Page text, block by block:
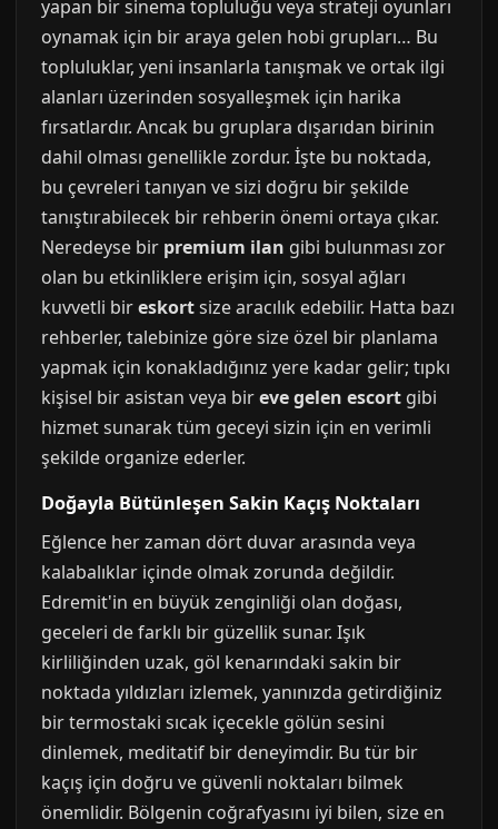
yapan bir sinema topluluğu veya strateji oyunları
oynamak için bir araya gelen hobi grupları… Bu
topluluklar, yeni insanlarla tanışmak ve ortak ilgi
alanları üzerinden sosyalleşmek için harika
fırsatlardır. Ancak bu gruplara dışarıdan birinin
dahil olması genellikle zordur. İşte bu noktada,
bu çevreleri tanıyan ve sizi doğru bir şekilde
tanıştırabilecek bir rehberin önemi ortaya çıkar.
Neredeyse bir premium ilan gibi bulunması zor
olan bu etkinliklere erişim için, sosyal ağları
kuvvetli bireskortsize aracılık edebilir. Hatta bazı
rehberler, talebinize göre size özel bir planlama
yapmak için konakladığınız yere kadar gelir; tıpkı
kişisel bir asistan veya bireve gelen escort gibi
hizmet sunarak tüm geceyi sizin için en verimli
şekilde organize ederler.
Doğayla Bütünleşen Sakin Kaçış Noktaları
Eğlence her zaman dört duvar arasında veya
kalabalıklar içinde olmak zorunda değildir.
Edremit'in en büyük zenginliği olan doğası,
geceleri de farklı bir güzellik sunar. Işık
kirliliğinden uzak, göl kenarındaki sakin bir
noktada yıldızları izlemek, yanınızda getirdiğiniz
bir termostaki sıcak içecekle gölün sesini
dinlemek, meditatif bir deneyimdir. Bu tür bir
kaçış için doğru ve güvenli noktaları bilmek
önemlidir. Bölgenin coğrafyasını iyi bilen, size en